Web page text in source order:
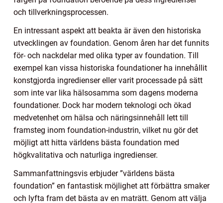
och tillverkningsprocessen.
En intressant aspekt att beakta är även den historiska
utvecklingen av foundation. Genom åren har det funnits
för- och nackdelar med olika typer av foundation. Till
exempel kan vissa historiska foundationer ha innehållit
konstgjorda ingredienser eller varit processade på sätt
som inte var lika hälsosamma som dagens moderna
foundationer. Dock har modern teknologi och ökad
medvetenhet om hälsa och näringsinnehåll lett till
framsteg inom foundation-industrin, vilket nu gör det
möjligt att hitta världens bästa foundation med
högkvalitativa och naturliga ingredienser.
Sammanfattningsvis erbjuder ”världens bästa
foundation” en fantastisk möjlighet att förbättra smaker
och lyfta fram det bästa av en maträtt. Genom att välja